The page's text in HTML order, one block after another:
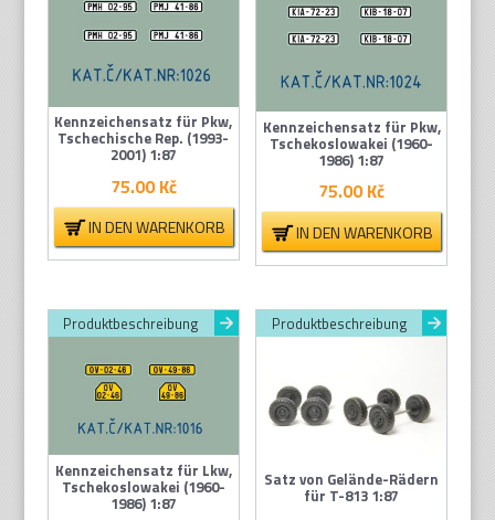
Kennzeichensatz für Pkw,
Tschechische Rep. (1993-
2001) 1:87
75.00Kč
IN DEN WARENKORB
Kennzeichensatz für Pkw,
Tschekoslowakei (1960-
1986) 1:87
75.00Kč
IN DEN WARENKORB
Produktbeschreibung
Kennzeichensatz für Lkw,
Tschekoslowakei (1960-
1986) 1:87
Produktbeschreibung
Satz von Gelände-Rädern
für T-813 1:87